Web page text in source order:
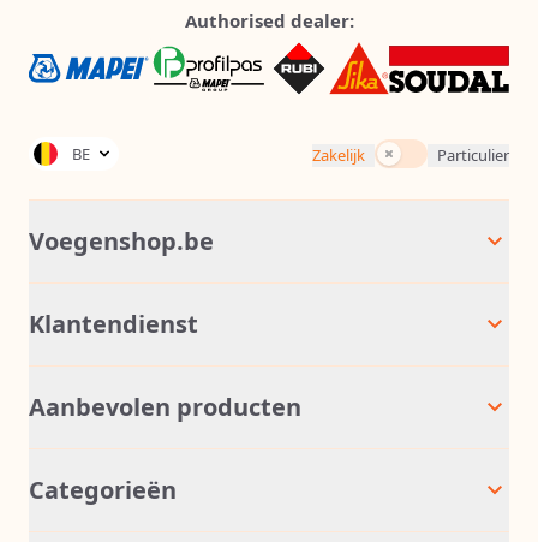
Authorised dealer:
BE Zakelijk Incl. BTWParticulier
Voegenshop.be
Klantendienst
Aanbevolen producten
Categorieën